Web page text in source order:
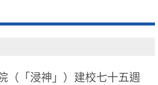
（「浸神」）建校七十五週